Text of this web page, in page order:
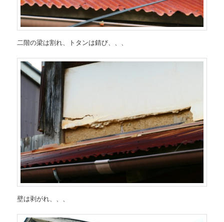
二階の梁は割れ、トタンは錆び、、、
壁は剥がれ、、、